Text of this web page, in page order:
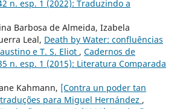
n. esp. 1 (2022): Traduzindo a
Barbosa de Almeida, Izabela
Leal, Death by Water: confluências
e T. S. Eliot , Cadernos de
n. esp. 1 (2015): Literatura Comparada
Kahmann, [Contra un poder tan
para Miguel Hernández ,